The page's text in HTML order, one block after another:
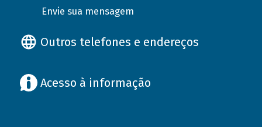
Envie sua mensagem
Outros telefones e endereços
Acesso à informação